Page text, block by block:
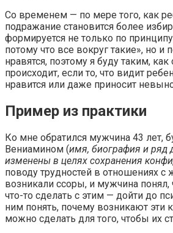
Со временем — по мере того, как
подражание становится более
формируется не только по
потому что все вокруг такие», но и
нравятся, поэтому я буду таким, как
происходит, если то, что видит
нравится или даже приносит
Пример из практики
Ко мне обратился мужчина 43 лет,
Вениамином (имя, биография и ряд
изменены в целях сохранения
поводу трудностей в отношениях с
возникали ссоры, и мужчина
что-то сделать с этим — дойти до
ним понять, почему возникают эти
можно сделать для того, чтобы их